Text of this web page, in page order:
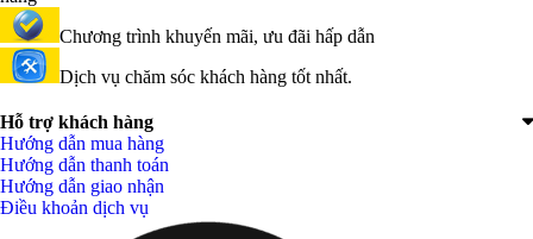
Chương trình khuyến mãi, ưu đãi hấp dẫn
Dịch vụ chăm sóc khách hàng tốt nhất.
Hỗ trợ khách hàng
Hướng dẫn mua hàng
Hướng dẫn thanh toán
Hướng dẫn giao nhận
Điều khoản dịch vụ